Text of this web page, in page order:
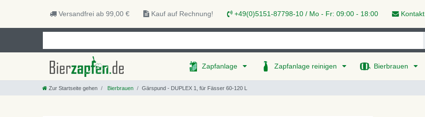
Versandfrei ab 99,00 € Kauf auf Rechnung! +49(0)5151-87798-10 / Mo - Fr: 09:00 - 18:00 Kontakt
Zapfanlage Zapfanlage reinigen Bierbrauen
Zur Startseite gehen Bierbrauen Gärspund - DUPLEX 1, für Fässer 60-120 L